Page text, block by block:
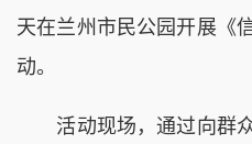
天在兰州市民公园开展《
动。
活动现场，通过向群众